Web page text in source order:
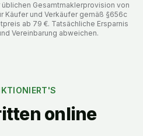
Gesamtmaklerprovision von
Käufer und Verkäufer gemäß §656c
ab 79 €. Tatsächliche Ersparnis
Vereinbarung abweichen.
online